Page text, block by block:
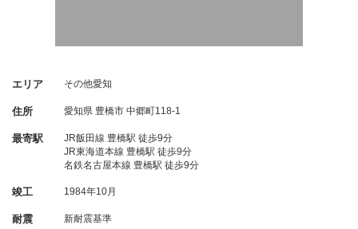
エリア その他愛知
住所 愛知県 豊橋市 中郷町118-1
最寄駅
JR飯田線 豊橋駅 徒歩9分
JR東海道本線 豊橋駅 徒歩9分
名鉄名古屋本線 豊橋駅 徒歩9分
竣工 1984年10月
耐震 新耐震基準